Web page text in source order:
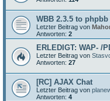
WBB 2.3.5 to
Letzter Beitrag von
Antworten: 2
ERLEDIGT: WAP- /
Letzter Beitrag von
Antworten: 27
[RC] AJAX Chat
Letzter Beitrag von
Antworten: 4